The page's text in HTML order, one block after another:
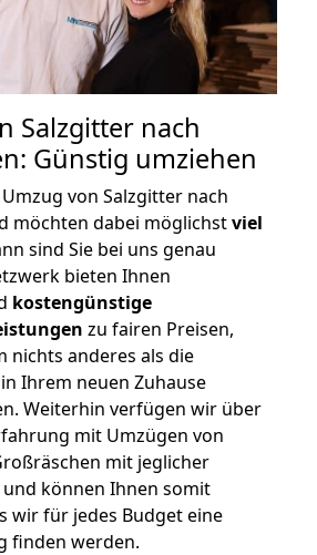
Salzgitter nach
Günstig umziehen
von Salzgitter nach
möchten dabei möglichstviel
sind Sie bei uns genau
bieten Ihnen
kostengünstige
zu fairen Preisen,
nichts anderes als die
Ihrem neuen Zuhause
Weiterhin verfügen wir über
mit Umzügen von
mit jeglicher
können Ihnen somit
wir für jedes Budget eine
finden werden.